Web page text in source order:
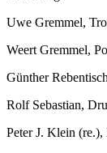
Uwe Gremmel,
Weert Gremmel,
Günther
Rolf Sebastian,
Peter J. Klein (re.),